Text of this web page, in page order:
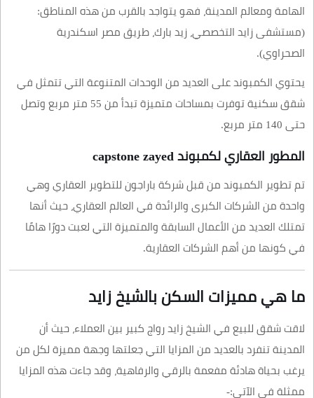
الهامة ومعالم المدينة، فهو يتواجد بالقرب من هذه المناطق:
(مستشفى زايد التخصصي، زيد بارك، طريق مصر اسكندرية
الصحراوي).
يحتوي الكمبوند على العديد من الوحدات المتنوعة التي تتمثل في
شقق سكنية توفرت بمساحات متميزة تبدأ من 55 متر مربع وتصل
حتى 140 متر مربع.
المطور العقاري لكمبوند capstone zayed
تم تطوير الكمبوند من قبل شركة باراجون للتطوير العقاري وهي
واحدة من الشركات الكبرى والرائدة في العالم العقاري، حيث أنها
تمتلك العديد من الأعمال السابقة والمتميزة التي لعبت دورًا هامًا
في كونها من أهم الشركات العقارية.
ما هي مميزات السكن بالشيخ زايد
لاقت شقق للبيع في الشيخ زايد رواج كبير بين العملاء، حيث أن
المدينة تنفرد بالعديد من المزايا التي جعلتها وجهة مميزة لكل من
يرغب بحياة هادئة مفعمة بالرقي والرفاهية، وقد جاءت هذه المزايا
ممثلة في الآتي:-